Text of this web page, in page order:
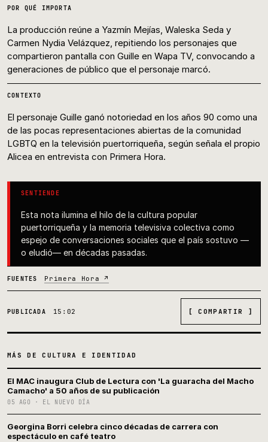
POR QUÉ IMPORTA
La producción reúne a Yazmín Mejías, Waleska Seda y
Carmen Nydia Velázquez, repitiendo los personajes que
compartieron pantalla con Guille en Wapa TV, convocando a
generaciones de público que el personaje marcó.
CONTEXTO
El personaje Guille ganó notoriedad en los años 90 como una
de las pocas representaciones abiertas de la comunidad
LGBTQ en la televisión puertorriqueña, según señala el propio
Alicea en entrevista con Primera Hora.
SENTIENDE
Esta nota ilumina el hilo de la cultura popular
puertorriqueña y la memoria televisiva colectiva como
espejo de conversaciones sociales que el país sostuvo —
o eludió— en décadas pasadas.
FUENTES Primera Hora ↗
PUBLICADA 15:02 [ COMPARTIR ]
MÁS DE CULTURA E IDENTIDAD
El MAC inaugura Club de Lectura con 'La guaracha del Macho
Camacho' a 50 años de su publicación
05 AGO · EL NUEVO DÍA
Georgina Borri celebra cinco décadas de carrera con
espectáculo en café teatro